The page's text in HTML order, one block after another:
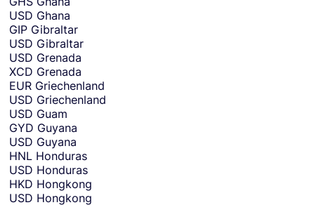
USD Ghana
GIP Gibraltar
USD Gibraltar
USD Grenada
XCD Grenada
EUR Griechenland
USD Griechenland
USD Guam
GYD Guyana
USD Guyana
HNL Honduras
USD Honduras
HKD Hongkong
USD Hongkong